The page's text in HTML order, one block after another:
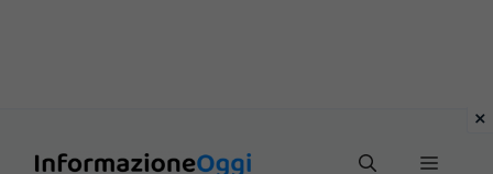
Menu